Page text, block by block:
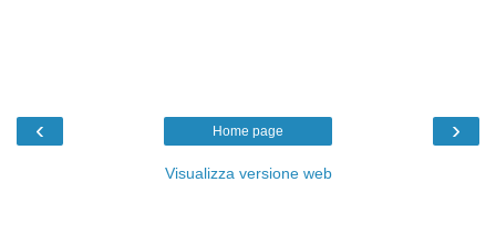
‹ ›
Home page
Visualizza versione web